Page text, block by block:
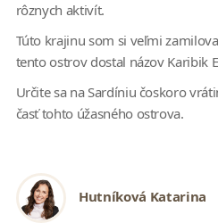
rôznych aktivít.
Túto krajinu som si veľmi
tento ostrov dostal názov Karibik
Určite sa na Sardíniu čoskoro
časť tohto úžasného ostrova.
Hutníková Katarina